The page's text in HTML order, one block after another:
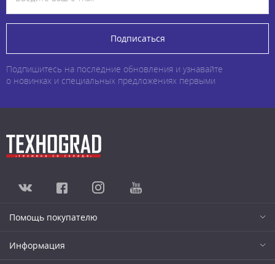
Подписаться
Подпишитесь на последние обновления и узнавайте
о новинках и специальных предложениях первыми
Помощь покупателю
Информация